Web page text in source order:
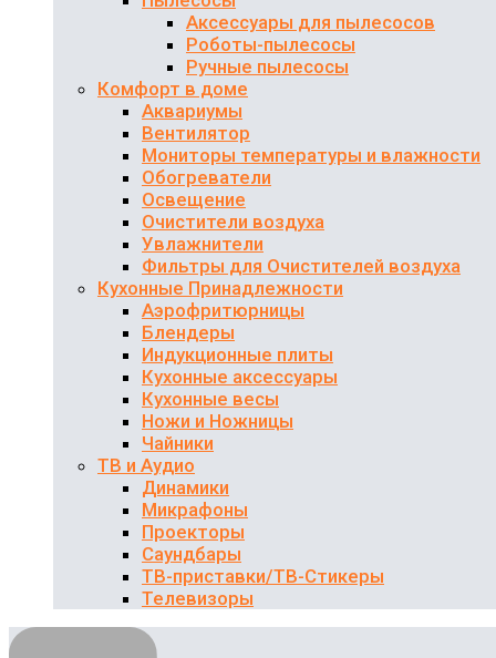
Аксессуары для пылесосов
Роботы-пылесосы
Ручные пылесосы
Комфорт в доме
Аквариумы
Вентилятор
Мониторы температуры и влажности
Обогреватели
Освещение
Очистители воздуха
Увлажнители
Фильтры для Очистителей воздуха
Кухонные Принадлежности
Аэрофритюрницы
Блендеры
Индукционные плиты
Кухонные аксессуары
Кухонные весы
Ножи и Ножницы
Чайники
ТВ и Аудио
Динамики
Микрафоны
Проекторы
Саундбары
ТВ-приставки/ТВ-Стикеры
Телевизоры